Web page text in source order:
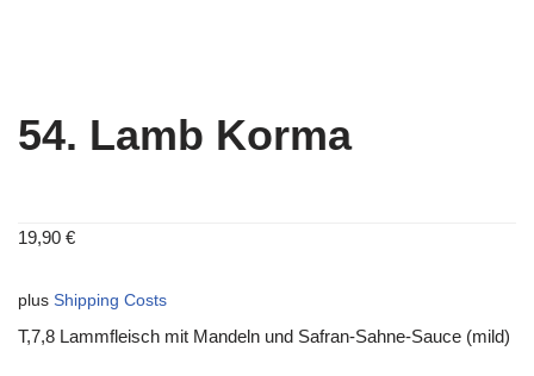
54. Lamb Korma
19,90 €
plus Shipping Costs
T,7,8 Lammfleisch mit Mandeln und Safran-Sahne-Sauce (mild)